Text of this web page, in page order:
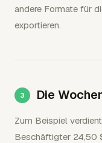
andere Formate für
exportieren.
Die
Zum Beispiel
Beschäftigter 24,50